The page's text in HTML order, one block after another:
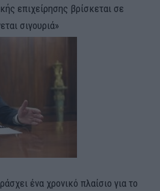
επιχείρησης βρίσκεται σε
σιγουριά»
ένα χρονικό πλαίσιο για το